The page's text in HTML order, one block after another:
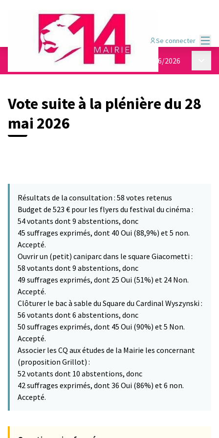
Se connecter
Conseil de quartier Pernety Vote 29/5 au 12/6/2026
Vote suite à la plénière du 28
mai 2026
Résultats de la consultation : 58 votes retenus
Budget de 523 € pour les flyers du festival du cinéma :
54 votants dont 9 abstentions, donc
45 suffrages exprimés, dont 40 Oui (88,9%) et 5 non.
Accepté.
Ouvrir un (petit) caniparc dans le square Giacometti :
58 votants dont 9 abstentions, donc
49 suffrages exprimés, dont 25 Oui (51%) et 24 Non.
Accepté.
Clôturer le bac à sable du Square du Cardinal Wyszynski :
56 votants dont 6 abstentions, donc
50 suffrages exprimés, dont 45 Oui (90%) et 5 Non.
Accepté.
Associer les CQ aux études de la Mairie les concernant
(proposition Grillot) :
52 votants dont 10 abstentions, donc
42 suffrages exprimés, dont 36 Oui (86%) et 6 non.
Accepté.